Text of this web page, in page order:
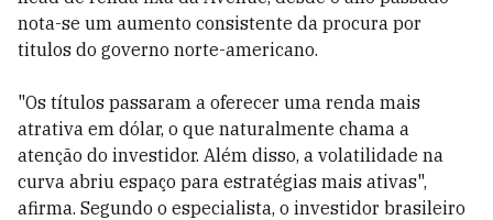
nota-se um aumento consistente da procura por
titulos do governo norte-americano.
"Os títulos passaram a oferecer uma renda mais
atrativa em dólar, o que naturalmente chama a
atenção do investidor. Além disso, a volatilidade na
curva abriu espaço para estratégias mais ativas",
afirma. Segundo o especialista, o investidor brasileiro